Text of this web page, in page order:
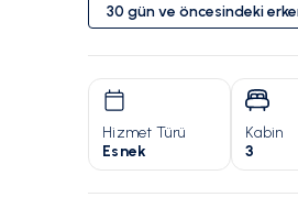
30 gün ve öncesindeki
Hizmet Türü
Esnek
Kabin
3